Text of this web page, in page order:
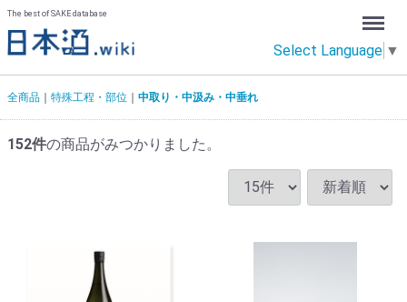
The best of SAKE database
Select Language ▼
Menu
全商品 特殊工程・部位 中取り・中汲み・中垂れ
152件の商品がみつかりました。